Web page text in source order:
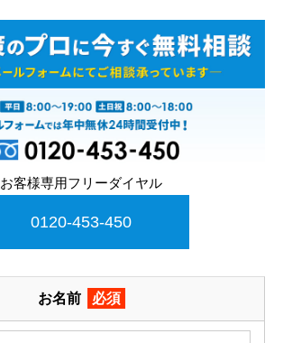
お客様専用フリーダイヤル
0120-453-450
お名前 必須